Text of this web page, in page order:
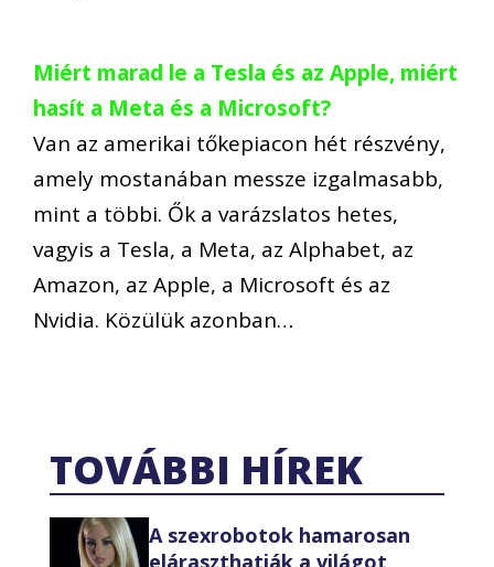
Miért marad le a Tesla és az Apple, miért
hasít a Meta és a Microsoft?
Van az amerikai tőkepiacon hét részvény,
amely mostanában messze izgalmasabb,
mint a többi. Ők a varázslatos hetes,
vagyis a Tesla, a Meta, az Alphabet, az
Amazon, az Apple, a Microsoft és az
Nvidia. Közülük azonban…
TOVÁBBI HÍREK
A szexrobotok hamarosan
eláraszthatják a világot